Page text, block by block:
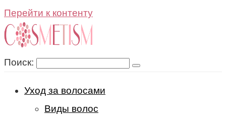
Перейти к контенту
Поиск:
Уход за волосами
Виды волос